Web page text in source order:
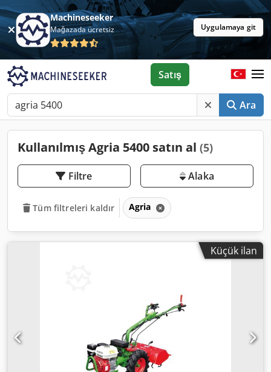
Machineseeker
Mağazada ücretsiz Uygulamaya git
Ara
Satış
Kullanılmış Agria 5400 satın al (5)
Filtre Alaka
Tüm filtreleri kaldır Agria
Küçük ilan